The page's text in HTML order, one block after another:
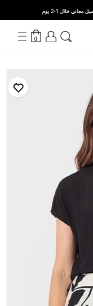
خلال 1-2 يوم
0